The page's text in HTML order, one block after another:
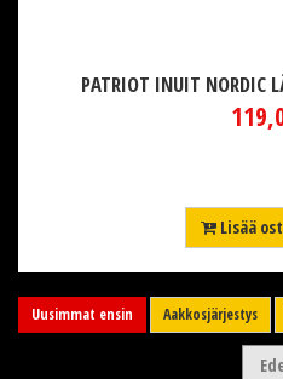
PATRIOT INUIT NORDIC
Lisää
Uusimmat ensin Aakkosjärjestys